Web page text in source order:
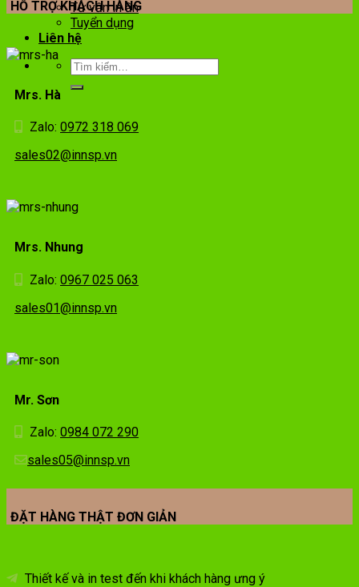
Tư vấn in ấn
Tuyển dụng
Liên hệ
HỖ TRỢ KHÁCH HÀNG
Mrs. Hà
Zalo: 0972 318 069
sales02@innsp.vn
Mrs. Nhung
Zalo: 0967 025 063
sales01@innsp.vn
Mr. Sơn
Zalo: 0984 072 290
sales05@innsp.vn
ĐẶT HÀNG THẬT ĐƠN GIẢN
Thiết kế và in test đến khi khách hàng ưng ý